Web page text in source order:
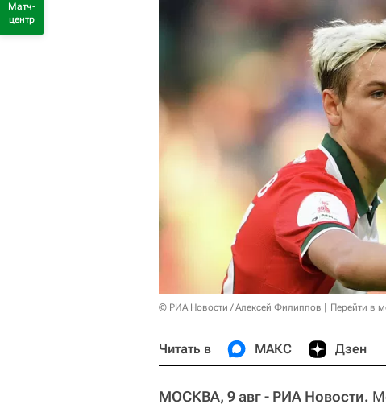
© РИА Новости / Алексей Филиппов Перейти в
Читать в МАКС Дзен
МОСКВА, 9 авг - РИА Новости.
Матч-
центр